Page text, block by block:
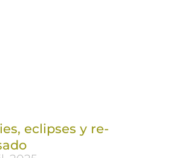
eclipses y re-